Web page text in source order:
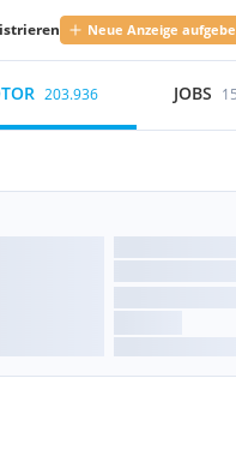
Neue Anzeige
203.936 JOBS